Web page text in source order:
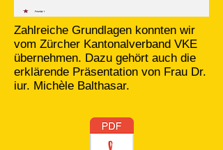
Zahlreiche Grundlagen konnten wir
vom Zürcher Kantonalverband VKE
übernehmen. Dazu gehört auch die
erklärende Präsentation von Frau Dr.
iur. Michèle Balthasar.